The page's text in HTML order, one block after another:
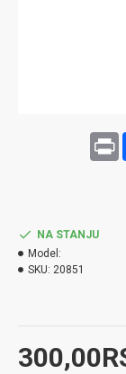
NA STANJU
Model:
SKU: 20851